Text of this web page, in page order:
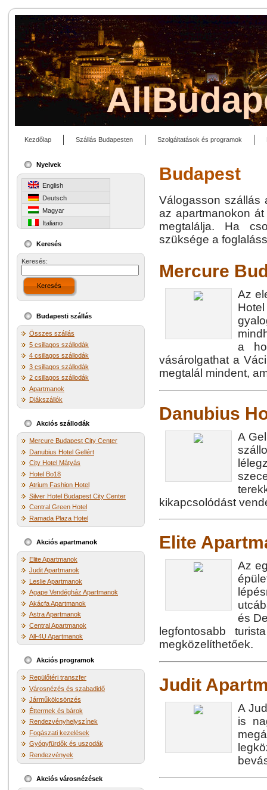
Kezdőlap Szállás Budapesten Szolgáltatások és programok
Nyelvek
English
Deutsch
Magyar
Italiano
Keresés
Keresés:
Keresés
Budapesti szállás
Összes szállás
5 csillagos szállodák
4 csillagos szállodák
3 csillagos szállodák
2 csillagos szállodák
Apartmanok
Diákszállók
Akciós szállodák
Mercure Budapest City Center
Danubius Hotel Gellért
City Hotel Mátyás
Hotel Bo18
Atrium Fashion Hotel
Silver Hotel Budapest City Center
Central Green Hotel
Ramada Plaza Hotel
Akciós apartmanok
Elite Apartmanok
Judit Apartmanok
Leslie Apartmanok
Agape Vendégház Apartmanok
Akácfa Apartmanok
Astra Apartmanok
Central Apartmanok
All-4U Apartmanok
Akciós programok
Repülőtéri transzfer
Városnézés és szabadidő
Járműkölcsönzés
Éttermek és bárok
Rendezvényhelyszínek
Fogászati kezelések
Gyógyfürdők és uszodák
Rendezvények
Akciós városnézések
Budapest
Válogasson szállás
az apartmanokon
megtalálja. Ha
szüksége a
Mercure
Az
a
vásárolgathat a
megtalál mindent,
Danubius
A
kikapcsolódást
Elite
Az
és
legfontosabb
megközelíthetőek.
Judit
A
is